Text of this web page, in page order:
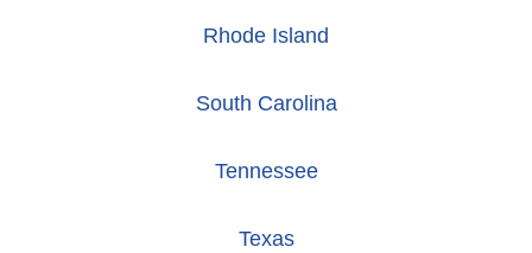
Rhode Island
South Carolina
Tennessee
Texas